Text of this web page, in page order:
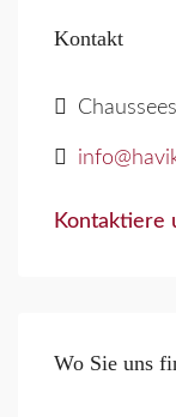
Kontakt
Kontaktiere
Wo Sie uns